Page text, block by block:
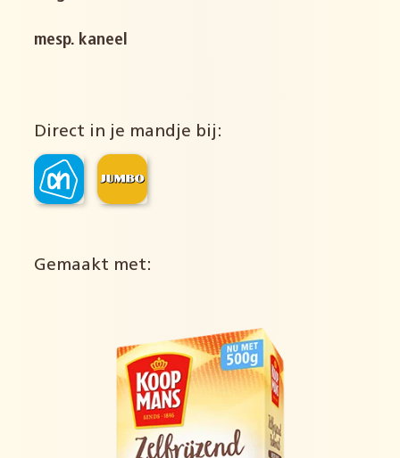
mesp. kaneel
Direct in je mandje bij:
Gemaakt met: